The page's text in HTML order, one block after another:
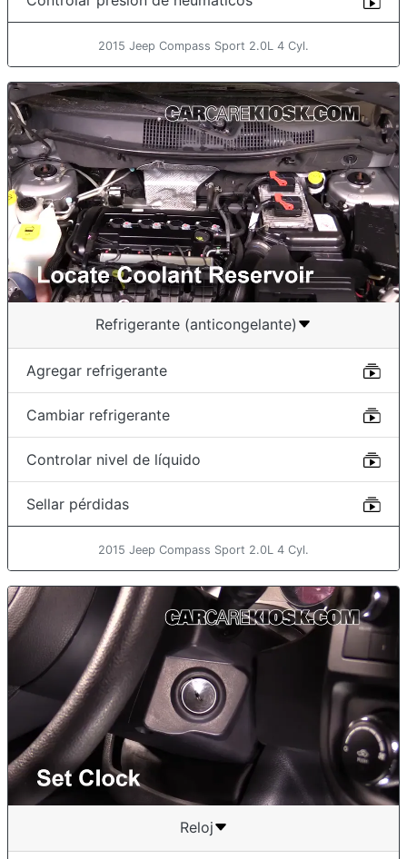
2015 Jeep Compass Sport 2.0L 4 Cyl.
Refrigerante (anticongelante)
Agregar refrigerante
Cambiar refrigerante
Controlar nivel de líquido
Sellar pérdidas
2015 Jeep Compass Sport 2.0L 4 Cyl.
Reloj